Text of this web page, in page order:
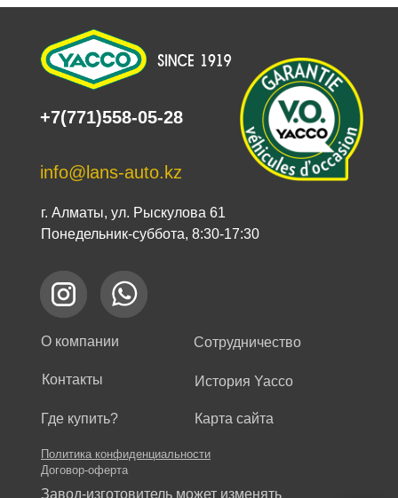
Политика конфиденциальности
Договор-оферта
О компании Сотрудничество
Контакты
Где купить?
История Yacco
+7(771)558-05-28
info@lans-auto.kz
г. Алматы, ул. Рыскулова 61
Понедельник-суббота, 8:30-17:30
Карта сайта
Завод-изготовитель может изменять